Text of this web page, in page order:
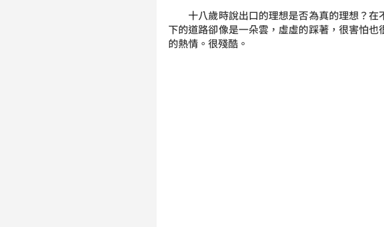
十八歲時說出口的理想是否為真的理想？在
下的道路卻像是一朵雲，虛虛的踩著，很害怕
的熱情。很殘酷。